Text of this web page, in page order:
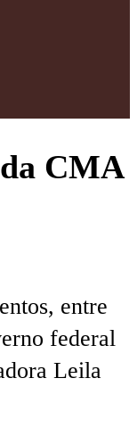
CMA
entre
federal
Leila